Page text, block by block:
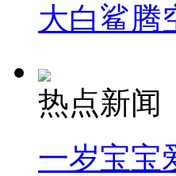
大白鲨腾
热点新闻
一岁宝宝